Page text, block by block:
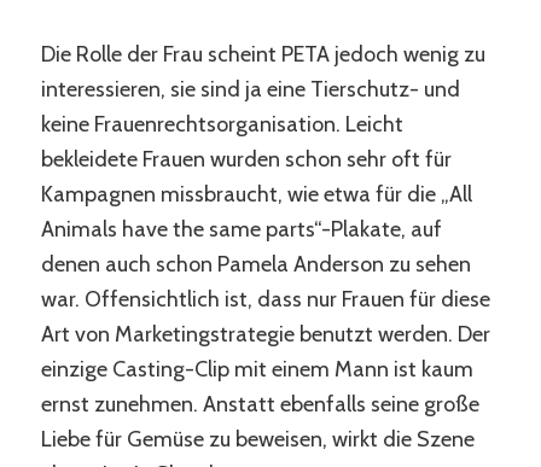
Die Rolle der Frau scheint PETA jedoch wenig zu
interessieren, sie sind ja eine Tierschutz- und
keine Frauenrechtsorganisation. Leicht
bekleidete Frauen wurden schon sehr oft für
Kampagnen missbraucht, wie etwa für die „All
Animals have the same parts“-Plakate, auf
denen auch schon Pamela Anderson zu sehen
war. Offensichtlich ist, dass nur Frauen für diese
Art von Marketingstrategie benutzt werden. Der
einzige Casting-Clip mit einem Mann ist kaum
ernst zunehmen. Anstatt ebenfalls seine große
Liebe für Gemüse zu beweisen, wirkt die Szene